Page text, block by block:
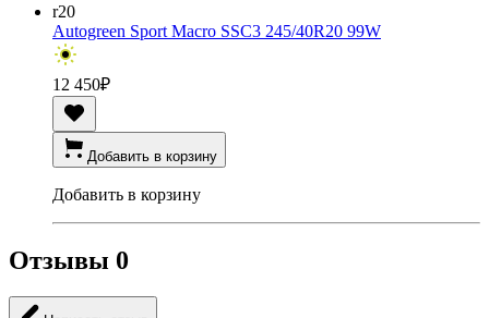
r20
Autogreen Sport Macro SSC3 245/40R20 99W
12 450₽
Добавить в корзину
Добавить в корзину
Отзывы 0